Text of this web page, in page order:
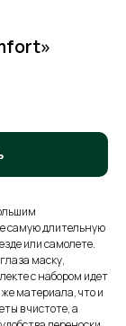
самую длительную
или самолете.
маску,
с набором идет
материала, что и
в чистоте, а